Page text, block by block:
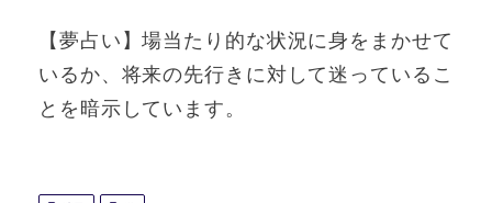
【夢占い】場当たり的な状況に身をまかせて
いるか、将来の先行きに対して迷っているこ
とを暗示しています。